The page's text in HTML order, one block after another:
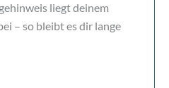
liegt deinem
– so bleibt es dir lange